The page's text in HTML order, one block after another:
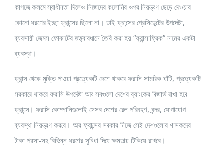
কাগজে কলমে স্বাধীনতা দিলেও নিজেদের কলোনির ওপর নিয়ন্ত্রণ ছেড়ে দেওয়ার
কোনো ধরণের ইচ্ছা ফ্রান্সের ছিলো না। তাই ফ্রান্সের প্রেসিডেন্টের উপদেষ্টা,
ব্যবসায়ী জেমস ফোকার্টের তত্ত্বাবধানে তৈরি করা হয় “ফ্রান্সাফ্রিক” নামের একটা
ব্যবস্থা।
ফ্রান্স থেকে মুক্তি পাওয়া প্রত্যেকটি দেশে থাকবে ফরাসি সামরিক ঘাঁটি, প্রত্যেকটি
সরকারে থাকবে ফরাসি উপদেষ্টা আর সবগুলো দেশের ব্যাংকের রিজার্ভ রাখা হবে
ফ্রান্সে। ফরাসি কোম্পানিগুলোই সেসব দেশের রেল পরিবহণ, বন্দর, যোগাযোগ
ব্যবস্থা নিয়ন্ত্রণ করবে। আর ফ্রান্সের সরকার নিজে সেই দেশগুলোর শাসকদের
টাকা পয়সা-সহ বিভিন্ন ধরণের সুবিধা দিয়ে ক্ষমতায় টিকিয়ে রাখবে।